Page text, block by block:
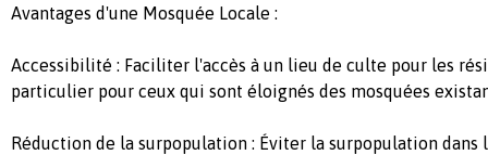
Avantages d'une Mosquée Locale :
Accessibilité : Faciliter l'accès à un lieu de culte pour les
particulier pour ceux qui sont éloignés des mosquées
Réduction de la surpopulation : Éviter la surpopulation dans